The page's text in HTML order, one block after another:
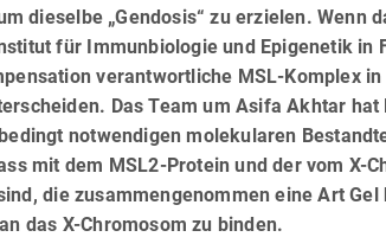
dieselbe „Gendosis“ zu erzielen. Wenn
für Immunbiologie und Epigenetik in
verantwortliche MSL-Komplex
Das Team um Asifa Akhtar
notwendigen molekularen
mit dem MSL2-Protein und der vom X-
die zusammengenommen eine Art
das X-Chromosom zu binden.